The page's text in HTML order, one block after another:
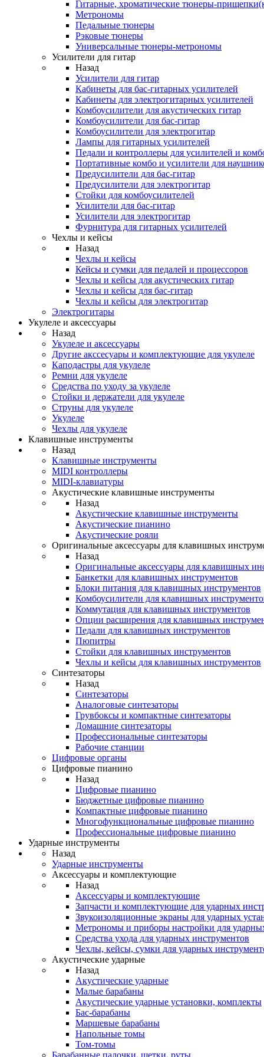
Гитарные, хроматические тюнеры-
Метрономы
Педальные тюнеры
Рэковые тюнеры
Универсальные тюнеры-метрономы
Усилители для гитар
Назад
Усилители для гитар
Кабинеты для бас-гитарных усилителей
Кабинеты для электрогитарных усилителей
Комбоусилители для акустических гитар
Комбоусилители для бас-гитар
Комбоусилители для электрогитар
Лампы для гитарных усилителей
Педали и контроллеры для усилителей и
Портативные комбо и усилители для
Предусилители для бас-гитар
Предусилители для электрогитар
Стойки для комбоусилителей
Усилители для бас-гитар
Усилители для электрогитар
Фурнитура для гитарных усилителей
Чехлы и кейсы
Назад
Чехлы и кейсы
Кейсы и сумки для педалей и процессоров
Чехлы и кейсы для акустических гитар
Чехлы и кейсы для бас-гитар
Чехлы и кейсы для электрогитар
Электрогитары
Укулеле и аксессуары
Назад
Укулеле и аксессуары
Другие акссесуары и комплектующие для укулеле
Каподастры для укулеле
Ремни для укулеле
Средства по уходу за укулеле
Стойки и держатели для укулеле
Струны для укулеле
Укулеле
Чехлы для укулеле
Клавишные инструменты
Назад
Клавишные инструменты
MIDI контроллеры
MIDI-клавиатуры
Акустические клавишные инструменты
Назад
Акустические клавишные инструменты
Акустические пианино
Акустические рояли
Оригинальные аксессуары для клавишных
Назад
Оригинальные аксессуары для клавишных
Банкетки для клавишных инструментов
Блоки питания для клавишных инструментов
Комбоусилители для клавишных
Коммутация для клавишных инструментов
Опции расширения для клавишных
Педали для клавишных инструментов
Пюпитры
Стойки для клавишных инструментов
Чехлы и кейсы для клавишных инструментов
Синтезаторы
Назад
Синтезаторы
Аналоговые синтезаторы
Грувбоксы и компактные синтезаторы
Домашние синтезаторы
Профессиональные синтезаторы
Рабочие станции
Цифровые органы
Цифровые пианино
Назад
Цифровые пианино
Бюджетные цифровые пианино
Компактные цифровые пианино
Многофункциональные цифровые пианино
Профессиональные цифровые пианино
Ударные инструменты
Назад
Ударные инструменты
Аксессуары и комплектующие
Назад
Аксессуары и комплектующие
Запчасти и комплектующие для ударных
Звукоизоляционные экраны для ударных
Метрономы и приборы настройки для
Средства ухода для ударных инструментов
Чехлы, кейсы, сумки для ударных
Акустические ударные
Назад
Акустические ударные
Mалые барабаны
Акустические ударные установки, комплекты
Бас-барабаны
Маршевые барабаны
Напольные томы
Том-томы
Барабанные палочки, щетки, руты